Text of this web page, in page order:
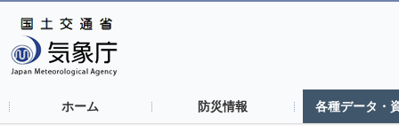
ホーム 防災情報 各種データ・